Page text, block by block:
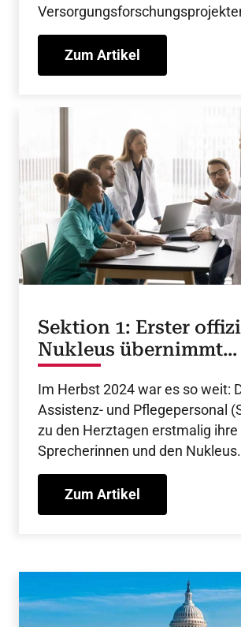
kardiologischer Relevanz.
19 Projekte in Vorbereitung,
gestartet oder abgeschlossen.
Zum Artikel
Sektion 1: Erster
Nukleus übernimmt
Sektionsarbeit
Im Herbst 2024 war es so weit:
Assistenz- und Pflegepersonal
zu den Herztagen erstmalig
Sprecherinnen und den
kommenden vier Jahren werden
Organisation der S 1
Zum Artikel